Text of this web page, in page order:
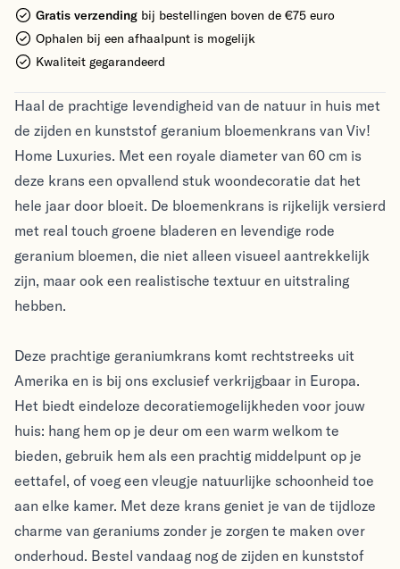
Gratis verzending bij bestellingen boven de €75 euro
Ophalen bij een afhaalpunt is mogelijk
Kwaliteit gegarandeerd
Haal de prachtige levendigheid van de natuur in huis met
de zijden en kunststof geranium bloemenkrans van Viv!
Home Luxuries. Met een royale diameter van 60 cm is
deze krans een opvallend stuk woondecoratie dat het
hele jaar door bloeit. De bloemenkrans is rijkelijk versierd
met real touch groene bladeren en levendige rode
geranium bloemen, die niet alleen visueel aantrekkelijk
zijn, maar ook een realistische textuur en uitstraling
hebben.
Deze prachtige geraniumkrans komt rechtstreeks uit
Amerika en is bij ons exclusief verkrijgbaar in Europa.
Het biedt eindeloze decoratiemogelijkheden voor jouw
huis: hang hem op je deur om een warm welkom te
bieden, gebruik hem als een prachtig middelpunt op je
eettafel, of voeg een vleugje natuurlijke schoonheid toe
aan elke kamer. Met deze krans geniet je van de tijdloze
charme van geraniums zonder je zorgen te maken over
onderhoud. Bestel vandaag nog de zijden en kunststof